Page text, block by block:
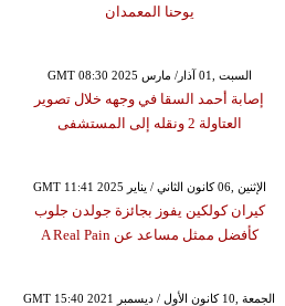
يوحنا المعمدان
GMT 08:30 2025 السبت ,01 آذار/ مارس
إصابة أحمد السقا في وجهه خلال تصوير
العتاولة 2 ونقله إلى المستشفى
GMT 11:41 2025 الإثنين ,06 كانون الثاني / يناير
كيران كولكين يفوز بجائزة جولدن جلوب
كأفضل ممثل مساعد عن A Real Pain
GMT 15:40 2021 الجمعة ,10 كانون الأول / ديسمبر